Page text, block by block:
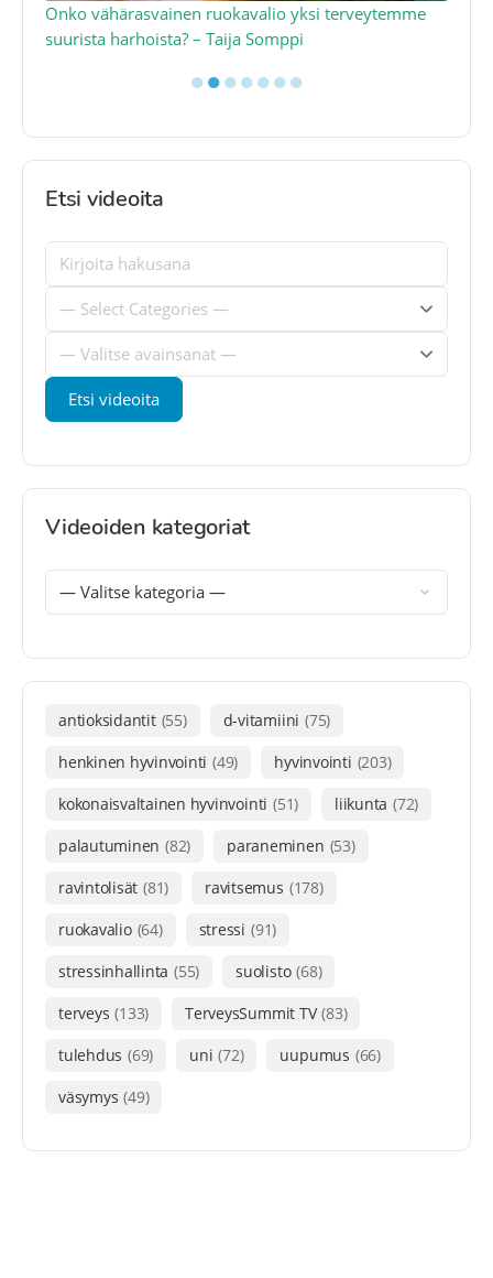
Onko vähärasvainen ruokavalio yksi terveytemme
suurista harhoista? – Taija Somppi
●●●●●●●
Etsi videoita
Videoiden kategoriat
antioksidantit (55) d-vitamiini (75)
henkinen hyvinvointi (49) hyvinvointi (203)
kokonaisvaltainen hyvinvointi (51) liikunta (72)
palautuminen (82) paraneminen (53)
ravintolisät (81) ravitsemus (178)
ruokavalio (64) stressi (91)
stressinhallinta (55) suolisto (68)
terveys (133) TerveysSummit TV (83)
tulehdus (69) uni (72) uupumus (66)
väsymys (49)